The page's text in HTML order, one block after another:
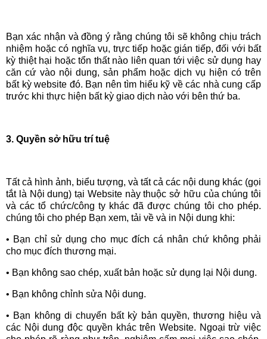
Bạn xác nhận và đồng ý rằng chúng tôi sẽ không chịu trách
nhiệm hoặc có nghĩa vụ, trực tiếp hoặc gián tiếp, đối với bất
kỳ thiệt hại hoặc tổn thất nào liên quan tới việc sử dụng hay
căn cứ vào nội dung, sản phẩm hoặc dịch vụ hiện có trên
bất kỳ website đó. Bạn nên tìm hiểu kỹ về các nhà cung cấp
trước khi thực hiện bất kỳ giao dịch nào với bên thứ ba.
3. Quyền sở hữu trí tuệ
Tất cả hình ảnh, biểu tượng, và tất cả các nội dung khác (gọi
tắt là Nội dung) tại Website này thuộc sở hữu của chúng tôi
và các tổ chức/công ty khác đã được chúng tôi cho phép.
chúng tôi cho phép Bạn xem, tải về và in Nội dung khi:
• Bạn chỉ sử dụng cho mục đích cá nhân chứ không phải
cho mục đích thương mại.
• Bạn không sao chép, xuất bản hoặc sử dụng lại Nội dung.
• Bạn không chỉnh sửa Nội dung.
• Bạn không di chuyển bất kỳ bản quyền, thương hiệu và
các Nội dung độc quyền khác trên Website. Ngoại trừ việc